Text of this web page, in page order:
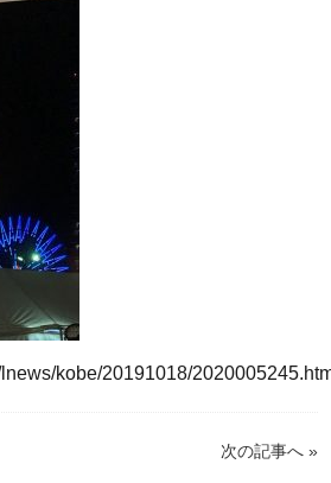
kobe/20191018/
次の記事へ »